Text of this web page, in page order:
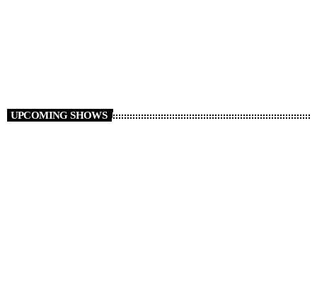
UPCOMING SHOWS